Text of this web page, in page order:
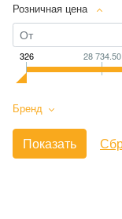
Розничная цена
326 28 734.50
Бренд